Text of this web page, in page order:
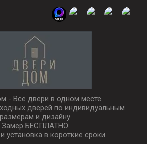
- Все двери в одном месте
дверей по индивидуальным
размерам и дизайну
Замер БЕСПЛАТНО
установка в короткие сроки